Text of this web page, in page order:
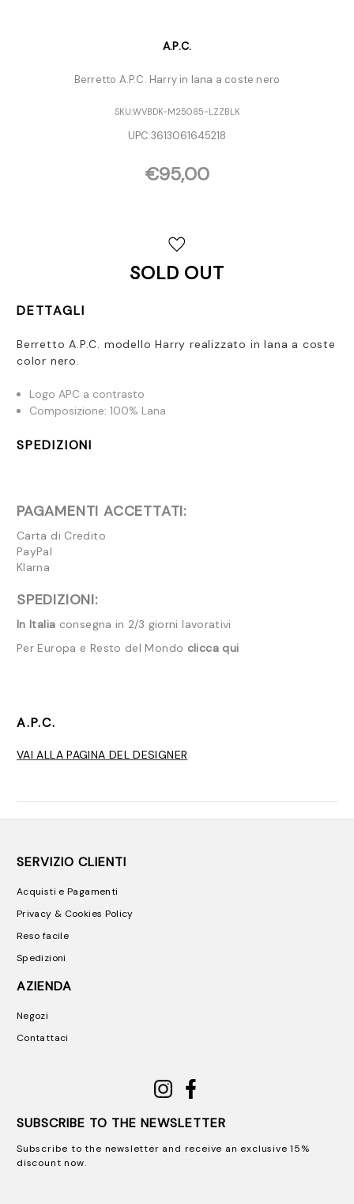
A.P.C.
Berretto A.P.C. Harry in lana a coste nero
SKU:WVBDK-M25085-LZZBLK
UPC:3613061645218
€95,00
SOLD OUT
DETTAGLI
Berretto A.P.C. modello Harry realizzato in lana a coste
color nero.
Logo APC a contrasto
Composizione: 100% Lana
SPEDIZIONI
PAGAMENTI ACCETTATI:
Carta di Credito
PayPal
Klarna
SPEDIZIONI:
In Italia consegna in 2/3 giorni lavorativi
Per Europa e Resto del Mondo clicca qui
A.P.C.
VAI ALLA PAGINA DEL DESIGNER
SERVIZIO CLIENTI
Acquisti e Pagamenti
Privacy & Cookies Policy
Reso facile
Spedizioni
AZIENDA
Negozi
Contattaci
SUBSCRIBE TO THE NEWSLETTER
Subscribe to the newsletter and receive an exclusive 15%
discount now.